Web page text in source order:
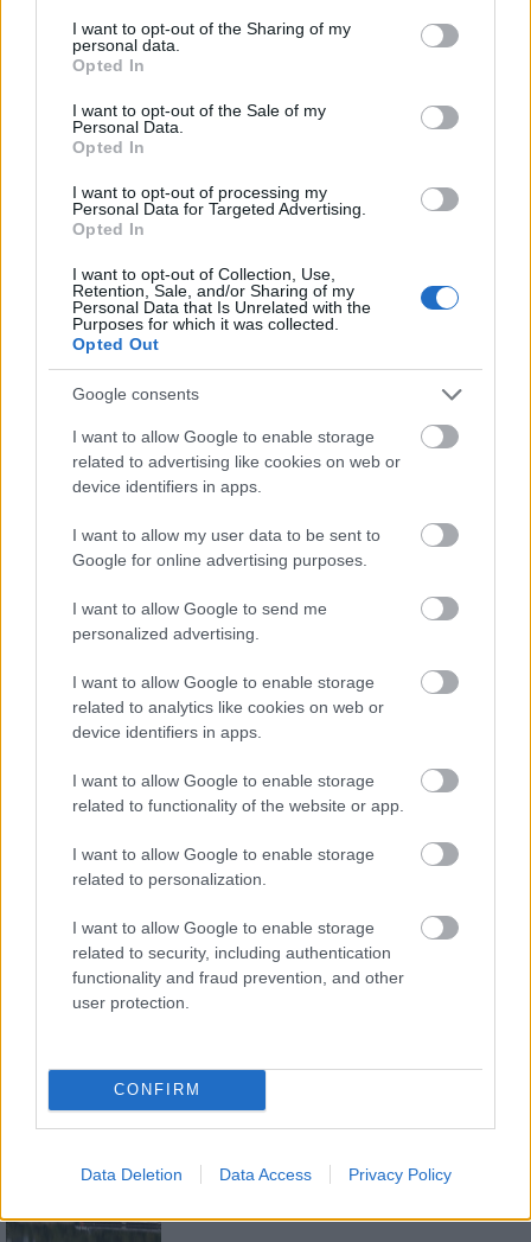
not limited to your visit or usage behaviour. You may click to
grant or deny consent to Google and its third-party tags to
use your data for below specified purposes in below Google
consent section.
I want to opt-out of the Sharing of my
personal data.
Opted In
I want to opt-out of the Sale of my
Personal Data.
Opted In
I want to opt-out of processing my
Personal Data for Targeted Advertising.
Opted In
I want to opt-out of Collection, Use,
Retention, Sale, and/or Sharing of my
Personal Data that Is Unrelated with the
Purposes for which it was collected.
Opted Out
Google consents
I want to allow Google to enable storage
related to advertising like cookies on web or
device identifiers in apps.
I want to allow my user data to be sent to
Google for online advertising purposes.
I want to allow Google to send me
personalized advertising.
I want to allow Google to enable storage
related to analytics like cookies on web or
device identifiers in apps.
I want to allow Google to enable storage
related to functionality of the website or app.
I want to allow Google to enable storage
related to personalization.
I want to allow Google to enable storage
related to security, including authentication
functionality and fraud prevention, and other
user protection.
CONFIRM
Data Deletion Data Access Privacy Policy
Tizenegy meglévő csomópontot korszerűsít és négy új,
különszintű csomópontot hoz létre az MKIF az M1-es
Másfélszeresére bővítik
Hódmezővásárhely jó hírű református
iskoláját
Flórián téri felüljárón
Paks II.: Mit jelent az 5. blokk új
mérföldköve a felülvizsgálat
HÍRLEVÉL
E-mail cím
Feliratkozom a hírlevélre és elfogadom az
szabályzatot!
LEGFRISSEBB
Országos hírek